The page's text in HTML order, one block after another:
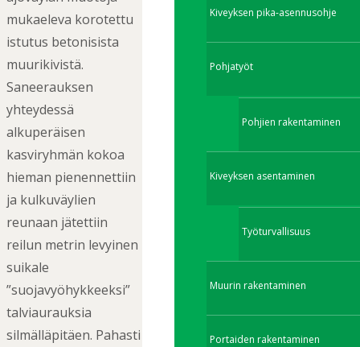
Kiveyksen pika-asennusohje
Pohjatyöt
Pohjien rakentaminen
Kiveyksen asentaminen
Työturvallisuus
Muurin rakentaminen
Portaiden rakentaminen
mukaeleva korotettu
istutus betonisista
muurikivistä.
Saneerauksen
yhteydessä
alkuperäisen
kasviryhmän kokoa
hieman pienennettiin
ja kulkuväylien
reunaan jätettiin
reilun metrin levyinen
suikale
”suojavyöhykkeeksi”
talviaurauksia
silmälläpitäen. Pahasti